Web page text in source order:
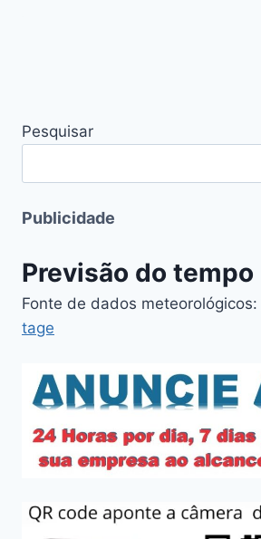
Pesquisar
Publicidade
Previsão do tempo
Fonte de dados meteorológicos:
tage